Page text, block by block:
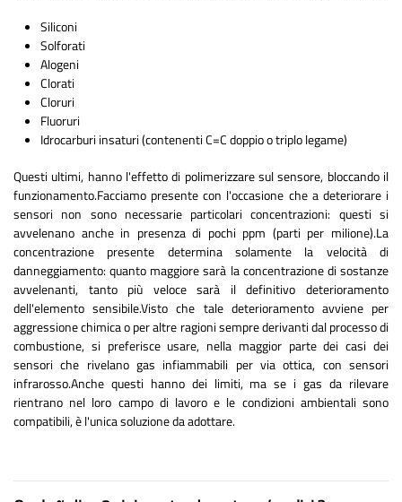
Siliconi
Solforati
Alogeni
Clorati
Cloruri
Fluoruri
Idrocarburi insaturi (contenenti C=C doppio o triplo legame)
Questi ultimi, hanno l'effetto di polimerizzare sul sensore, bloccando il
funzionamento.Facciamo presente con l'occasione che a deteriorare i
sensori non sono necessarie particolari concentrazioni: questi si
avvelenano anche in presenza di pochi ppm (parti per milione).La
concentrazione presente determina solamente la velocità di
danneggiamento: quanto maggiore sarà la concentrazione di sostanze
avvelenanti, tanto più veloce sarà il definitivo deterioramento
dell'elemento sensibile.Visto che tale deterioramento avviene per
aggressione chimica o per altre ragioni sempre derivanti dal processo di
combustione, si preferisce usare, nella maggior parte dei casi dei
sensori che rivelano gas infiammabili per via ottica, con sensori
infrarosso.Anche questi hanno dei limiti, ma se i gas da rilevare
rientrano nel loro campo di lavoro e le condizioni ambientali sono
compatibili, è l'unica soluzione da adottare.